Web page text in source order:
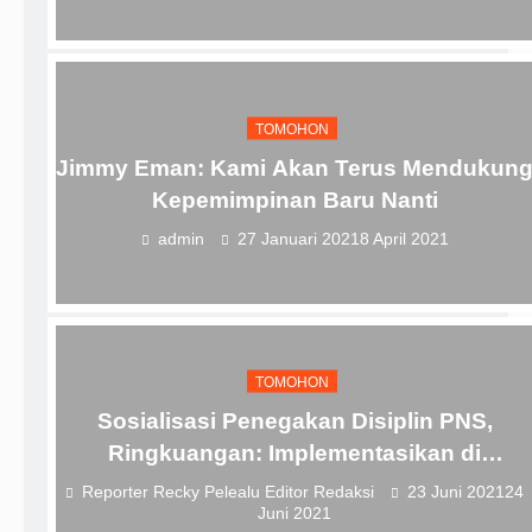
TOMOHON
Jimmy Eman: Kami Akan Terus Mendukung
Kepemimpinan Baru Nanti
admin 27 Januari 2021 8 April 2021
TOMOHON
Sosialisasi Penegakan Disiplin PNS,
Ringkuangan: Implementasikan di
Lingkungan Kerja
Reporter Recky Pelealu Editor Redaksi 23 Juni 2021 24
Juni 2021